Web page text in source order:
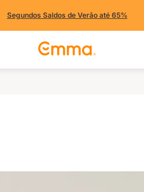
Segundos Saldos de Verão até 65%